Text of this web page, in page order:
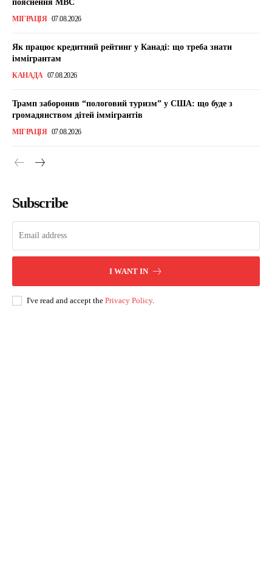
пояснення МВС
МІГРАЦІЯ 07.08.2026
Як працює кредитний рейтинг у Канаді: що треба знати
іммігрантам
КАНАДА 07.08.2026
Трамп заборонив “пологовий туризм” у США: що буде з
громадянством дітей іммігрантів
МІГРАЦІЯ 07.08.2026
Subscribe
I WANT IN
I've read and accept the Privacy Policy.